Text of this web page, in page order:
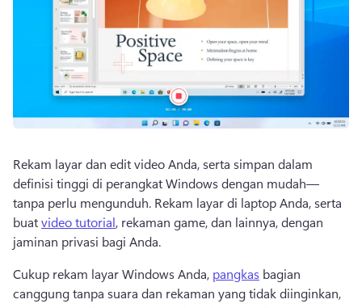
Rekam layar dan edit video Anda, serta simpan dalam
definisi tinggi di perangkat Windows dengan mudah—
tanpa perlu mengunduh. Rekam layar di laptop Anda, serta
buat video tutorial, rekaman game, dan lainnya, dengan
jaminan privasi bagi Anda.
Cukup rekam layar Windows Anda, pangkas bagian
canggung tanpa suara dan rekaman yang tidak diinginkan,